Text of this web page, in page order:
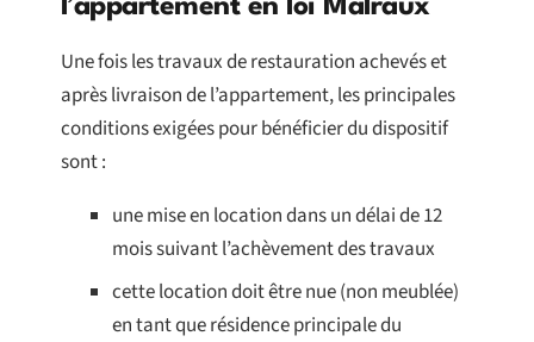
l’appartement en loi Malraux
Une fois les travaux de restauration achevés et
après livraison de l’appartement, les principales
conditions exigées pour bénéficier du dispositif
sont :
une mise en location dans un délai de 12
mois suivant l’achèvement des travaux
cette location doit être nue (non meublée)
en tant que résidence principale du